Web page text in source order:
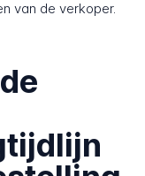
van de verkoper.